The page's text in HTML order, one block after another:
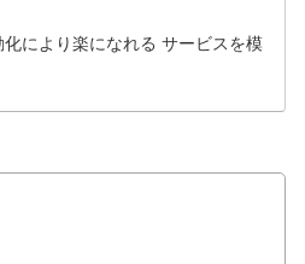
化により楽になれる サービスを模